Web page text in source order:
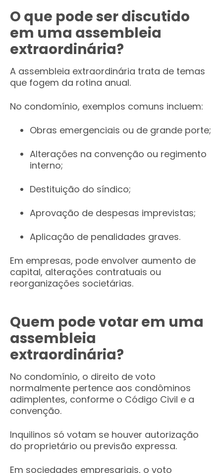
O que pode ser discutido
em uma assembleia
extraordinária?
A assembleia extraordinária trata de temas
que fogem da rotina anual.
No condomínio, exemplos comuns incluem:
Obras emergenciais ou de grande porte;
Alterações na convenção ou regimento
interno;
Destituição do síndico;
Aprovação de despesas imprevistas;
Aplicação de penalidades graves.
Em empresas, pode envolver aumento de
capital, alterações contratuais ou
reorganizações societárias.
Quem pode votar em uma
assembleia
extraordinária?
No condomínio, o direito de voto
normalmente pertence aos condôminos
adimplentes, conforme o Código Civil e a
convenção.
Inquilinos só votam se houver autorização
do proprietário ou previsão expressa.
Em sociedades empresariais, o voto